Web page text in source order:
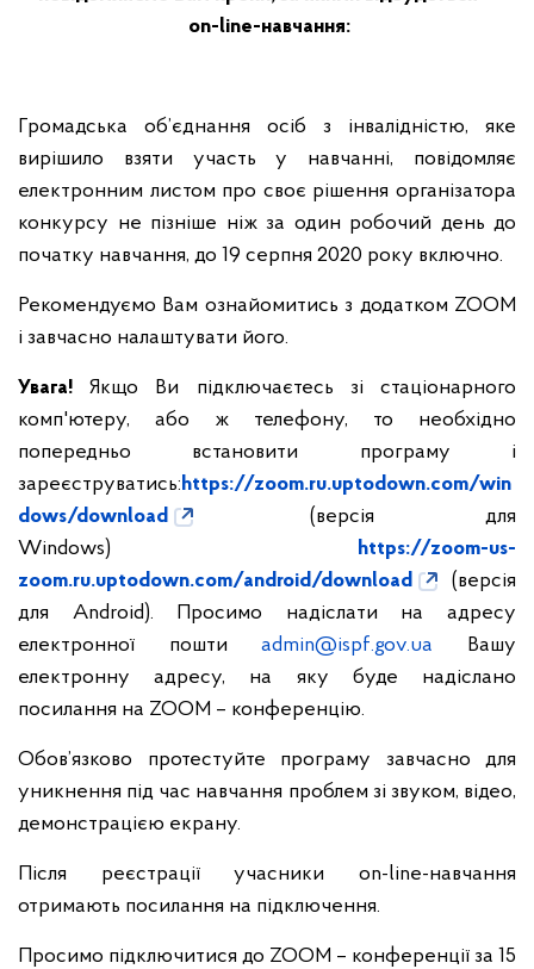
on-line-навчання:
Громадська об’єднання осіб з інвалідністю, яке
вирішило взяти участь у навчанні, повідомляє
електронним листом про своє рішення організатора
конкурсу не пізніше ніж за один робочий день до
початку навчання, до 19 серпня 2020 року включно.
Рекомендуємо Вам ознайомитись з додатком ZOOM
і завчасно налаштувати його.
Увага! Якщо Ви підключаєтесь зі стаціонарного
комп'ютеру, або ж телефону, то необхідно
попередньо встановити програму і
зареєструватись:https://zoom.ru.uptodown.com/win
dows/download
(версія для
Windows)
https://zoom-us-
zoom.ru.uptodown.com/android/download
(версія
для Android).
Просимо надіслати на адресу
електронної поштиadmin@ispf.gov.ua Вашу
електронну адресу, на яку буде надіслано
посилання на ZOOM – конференцію.
Обов’язково протестуйте програму завчасно для
уникнення під час навчання проблем зі звуком, відео,
демонстрацією екрану.
Після реєстрації учасники on-line-навчання
отримають посилання на підключення.
Просимо підключитися до ZOOM – конференції за 15